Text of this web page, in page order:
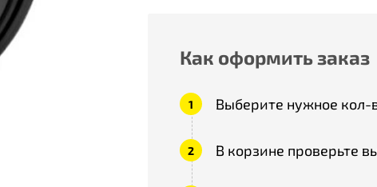
Как оформить заказ
Выберите нужное кол-
В корзине проверьте